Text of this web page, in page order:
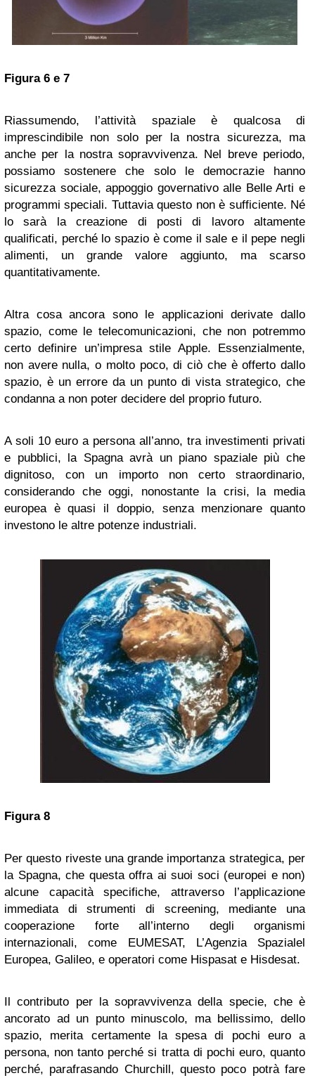
Figura 6 e 7
Riassumendo, l’attività spaziale è qualcosa di
imprescindibile non solo per la nostra sicurezza, ma
anche per la nostra sopravvivenza. Nel breve periodo,
possiamo sostenere che solo le democrazie hanno
sicurezza sociale, appoggio governativo alle Belle Arti e
programmi speciali. Tuttavia questo non è sufficiente. Né
lo sarà la creazione di posti di lavoro altamente
qualificati, perché lo spazio è come il sale e il pepe negli
alimenti, un grande valore aggiunto, ma scarso
quantitativamente.
Altra cosa ancora sono le applicazioni derivate dallo
spazio, come le telecomunicazioni, che non potremmo
certo definire un’impresa stile Apple. Essenzialmente,
non avere nulla, o molto poco, di ciò che è offerto dallo
spazio, è un errore da un punto di vista strategico, che
condanna a non poter decidere del proprio futuro.
A soli 10 euro a persona all’anno, tra investimenti privati
e pubblici, la Spagna avrà un piano spaziale più che
dignitoso, con un importo non certo straordinario,
considerando che oggi, nonostante la crisi, la media
europea è quasi il doppio, senza menzionare quanto
investono le altre potenze industriali.
Figura 8
Per questo riveste una grande importanza strategica, per
la Spagna, che questa offra ai suoi soci (europei e non)
alcune capacità specifiche, attraverso l’applicazione
immediata di strumenti di screening, mediante una
cooperazione forte all’interno degli organismi
internazionali, come EUMESAT, L’Agenzia Spazialel
Europea, Galileo, e operatori come Hispasat e Hisdesat.
Il contributo per la sopravvivenza della specie, che è
ancorato ad un punto minuscolo, ma bellissimo, dello
spazio, merita certamente la spesa di pochi euro a
persona, non tanto perché si tratta di pochi euro, quanto
perché, parafrasando Churchill, questo poco potrà fare